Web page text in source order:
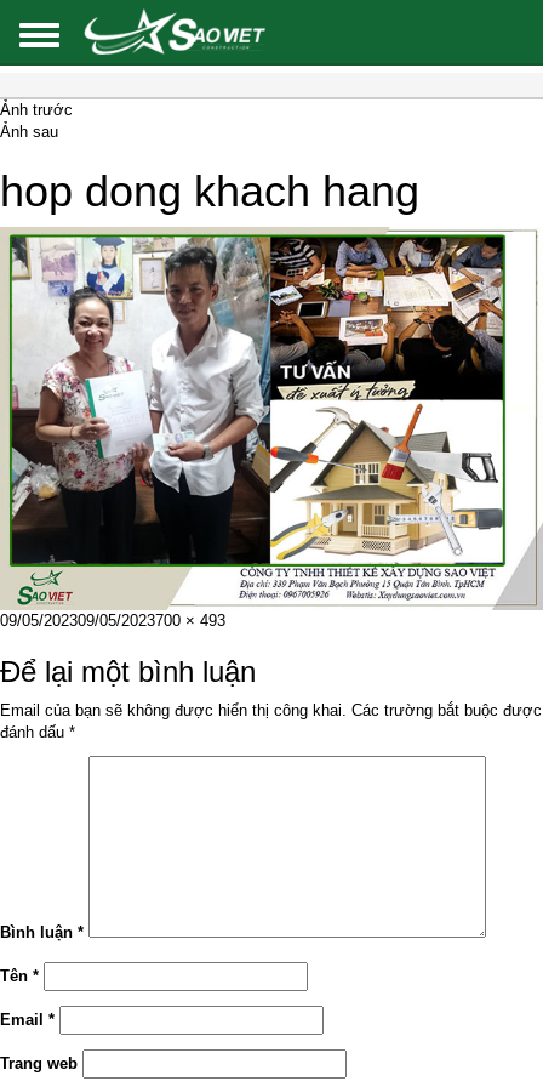
Ảnh trước
Ảnh sau
hop dong khach hang
Đăng
ngày
09/05/202309/05/2023Kích
đầy
đủ
700 × 493
Để lại một bình luận
Email của bạn sẽ không được hiển thị công khai. Các trường bắt buộc được
đánh dấu *
Bình luận *
Tên *
Email *
Trang web